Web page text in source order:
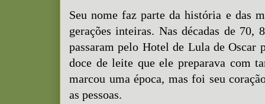
Seu nome faz parte da história e das
gerações inteiras. Nas décadas de 70,
passaram pelo Hotel de Lula de Oscar
doce de leite que ele preparava com
marcou uma época, mas foi seu
as pessoas.